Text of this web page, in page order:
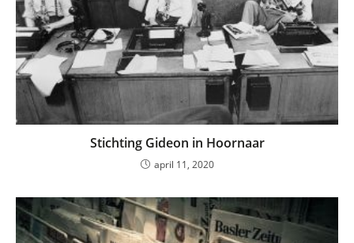
Stichting Gideon in Hoornaar
april 11, 2020